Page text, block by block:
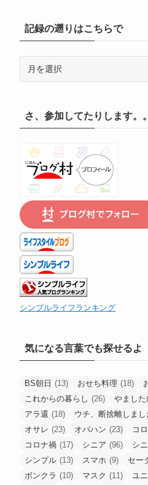
記録の遡りはこちらで
り
は
こ
ち
ら
で
さ、参加してたりします。。
シンプルライフランキング
気になる言葉でも探せるよ
BS朝日 (13) おせち料理 (18)
これからの暮らし (26) やました
アラ還 (18) ウチ、断捨離しまし
オサレ (23) オバハン (23) コ
コロナ禍 (17) シニア (96) シ
シンプル (13) スマホ (9) セー
ボンクラ (10) マスク (11) ユ